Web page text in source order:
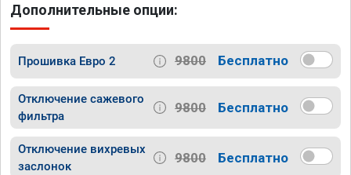
Дополнительные опции:
Прошивка Евро 2 9800 Бесплатно
Отключение сажевого
фильтра
9800 Бесплатно
Отключение вихревых
заслонок
9800 Бесплатно